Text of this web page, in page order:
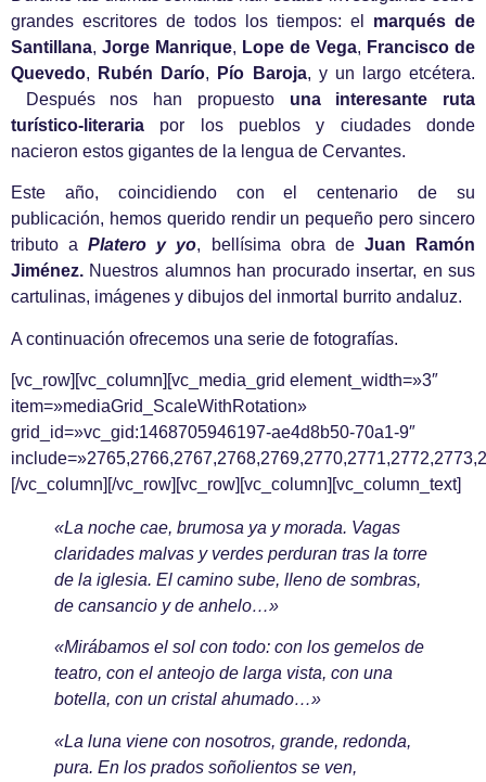
grandes escritores de todos los tiempos: el marqués de
Santillana, Jorge Manrique, Lope de Vega, Francisco de
Quevedo, Rubén Darío, Pío Baroja, y un largo etcétera.
Después nos han propuesto una interesante ruta
turístico-literaria por los pueblos y ciudades donde
nacieron estos gigantes de la lengua de Cervantes.
Este año, coincidiendo con el centenario de su
publicación, hemos querido rendir un pequeño pero sincero
tributo aPlatero y yo, bellísima obra de Juan Ramón
Jiménez. Nuestros alumnos han procurado insertar, en sus
cartulinas, imágenes y dibujos del inmortal burrito andaluz.
A continuación ofrecemos una serie de fotografías.
[vc_row][vc_column][vc_media_grid element_width=»3″
item=»mediaGrid_ScaleWithRotation»
grid_id=»vc_gid:1468705946197-ae4d8b50-70a1-9″
[/vc_column][/vc_row][vc_row][vc_column][vc_column_text]
«La noche cae, brumosa ya y morada. Vagas
claridades malvas y verdes perduran tras la torre
de la iglesia. El camino sube, lleno de sombras,
de cansancio y de anhelo…»
«Mirábamos el sol con todo: con los gemelos de
teatro, con el anteojo de larga vista, con una
botella, con un cristal ahumado…»
«La luna viene con nosotros, grande, redonda,
pura. En los prados soñolientos se ven,